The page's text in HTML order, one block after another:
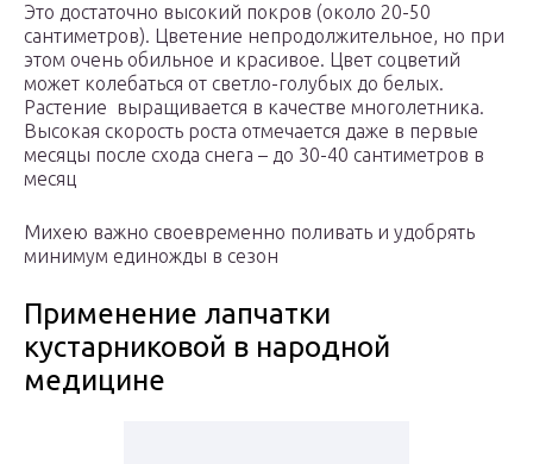
Это достаточно высокий покров (около 20-50
сантиметров). Цветение непродолжительное, но при
этом очень обильное и красивое. Цвет соцветий
может колебаться от светло-голубых до белых.
Растение выращивается в качестве многолетника.
Высокая скорость роста отмечается даже в первые
месяцы после схода снега – до 30-40 сантиметров в
месяц
Михею важно своевременно поливать и удобрять
минимум единожды в сезон
Применение лапчатки
кустарниковой в народной
медицине